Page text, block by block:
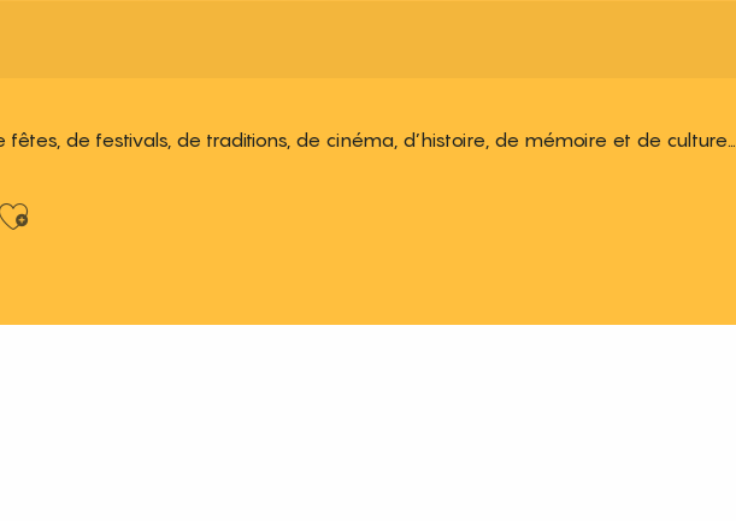
fêtes, de festivals, de traditions, de cinéma, d’histoire, de mémoire et de culture…
Ajouter aux favoris